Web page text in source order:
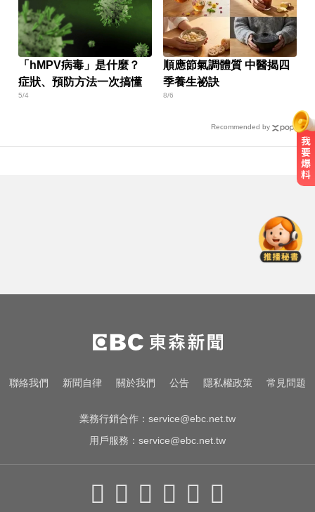
「hMPV病毒」是什麼？
症狀、預防方法一次搞懂
5/4
順應節氣調體質 中醫揭四
季養生祕訣
8/6
Recommended by
權並禁生育旅遊
千金股跌落神壇！國巨收540元 分
析師：只是剛開始
資深歌手「小秦漢」張海漢辭世享
聯絡我們 新聞自律 關於我們 公告 隱私權政策 常見問題
業務行銷合作： service@ebc.net.tw
用戶服務： service@ebc.net.tw